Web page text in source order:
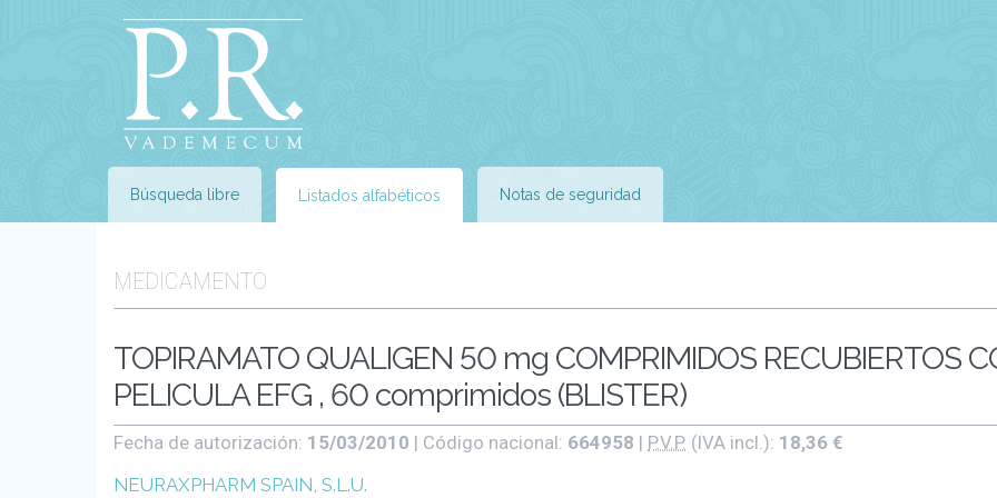
Búsqueda libre Listados alfabéticos Notas de seguridad
MEDICAMENTO
TOPIRAMATO QUALIGEN 50 mg COMPRIMIDOS RECUBIERTOS
PELICULA EFG , 60 comprimidos (BLISTER)
Fecha de autorización: 15/03/2010 | Código nacional: 664958 | P.V.P. (IVA incl.): 18,36 €
NEURAXPHARM SPAIN, S.L.U.